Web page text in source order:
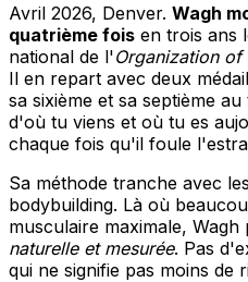
Avril 2026, Denver. Wagh
quatrième fois en trois ans
national de l'Organization
Il en repart avec deux
sa sixième et sa septième
d'où tu viens et où tu es
chaque fois qu'il foule
Sa méthode tranche avec
bodybuilding. Là où
musculaire maximale,
naturelle et mesurée. Pas
qui ne signifie pas moins